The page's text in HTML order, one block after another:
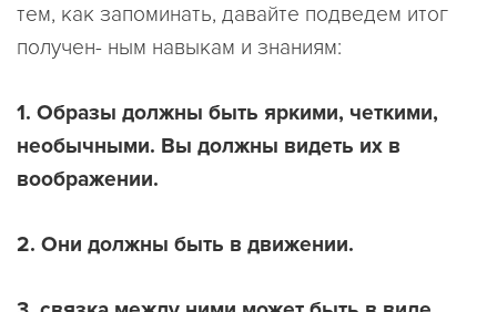
тем, как запоминать, давайте подведем итог
получен- ным навыкам и знаниям:
1. Образы должны быть яркими, четкими,
необычными. Вы должны видеть их в
воображении.
2. Они должны быть в движении.